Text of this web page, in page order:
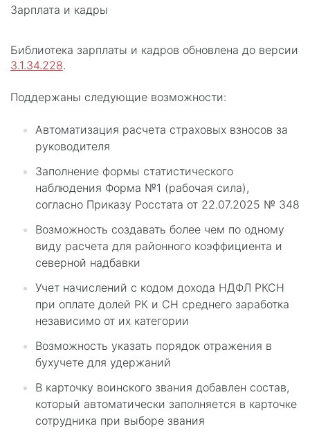
Зарплата и кадры
Библиотека зарплаты и кадров обновлена до версии
3.1.34.228.
Поддержаны следующие возможности:
Автоматизация расчета страховых взносов за
руководителя
Заполнение формы статистического
наблюдения Форма №1 (рабочая сила),
согласно Приказу Росстата от 22.07.2025 № 348
Возможность создавать более чем по одному
виду расчета для районного коэффициента и
северной надбавки
Учет начислений с кодом дохода НДФЛ РКСН
при оплате долей РК и СН среднего заработка
независимо от их категории
Возможность указать порядок отражения в
бухучете для удержаний
В карточку воинского звания добавлен состав,
который автоматически заполняется в карточке
сотрудника при выборе звания